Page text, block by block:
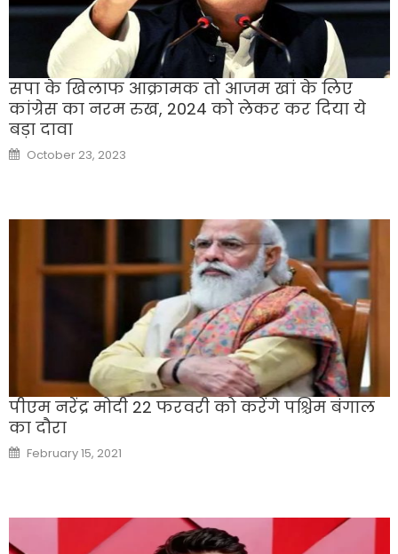
सपा के खिलाफ आक्रामक तो आजम खां के लिए
कांग्रेस का नरम रुख, 2024 को लेकर कर दिया ये
बड़ा दावा
Posted
on
October 23, 2023
पीएम नरेंद्र मोदी 22 फरवरी को करेंगे पश्चिम बंगाल
का दौरा
Posted
on
February 15, 2021